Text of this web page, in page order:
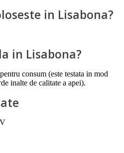
in Lisabona?
in Lisabona?
consum (este testata in mod
inalte de calitate a apei).